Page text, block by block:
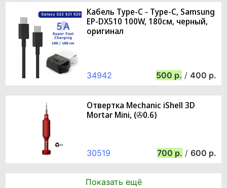
Кабель Type-C - Type-C, Samsung
EP-DX510 100W, 180см, черный,
оригинал
34942 500 / 400
Отвертка Mechanic iShell 3D
Mortar Mini, (✇0.6)
30519 700 / 600
Показать ещё